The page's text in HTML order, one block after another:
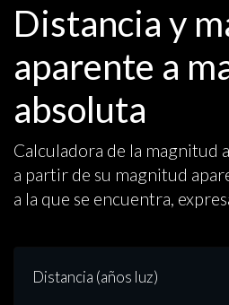
Distancia y
aparente a
absoluta
Calculadora de la magnitud
a partir de su magnitud
a la que se encuentra,
Distancia (años luz)